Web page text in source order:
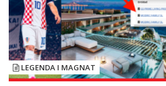
LEGENDA I MAGNAT